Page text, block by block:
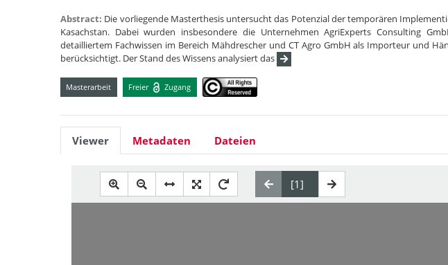
Abstract: Die vorliegende Masterthesis untersucht das Potenzial der temporären
Kasachstan. Dabei wurden insbesondere die Unternehmen AgriExperts Consulting
detailliertem Fachwissen im Bereich Mähdrescher und CT Agro GmbH als Importeur und
berücksichtigt. Der Stand des Wissens analysiert das
Masterarbeit Freier Zugang
Viewer Metadaten Dateien